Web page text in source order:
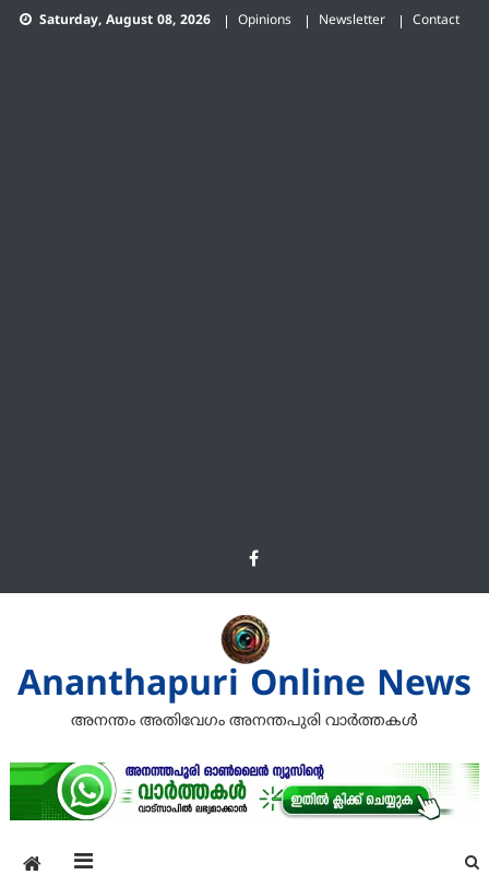
Skip Saturday, August 08, 2026 Opinions Newsletter Contact
Ananthapuri Online News
അനന്തം അതിവേഗം അനന്തപുരി വാര്‍ത്തകള്‍